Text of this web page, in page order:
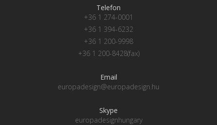
Telefon
+36 1 274-0001
+36 1 394-6232
+36 1 200-9998
+36 1 200-8428(fax)
Email
europadesign@europadesign.hu
Skype
europadesignhungary